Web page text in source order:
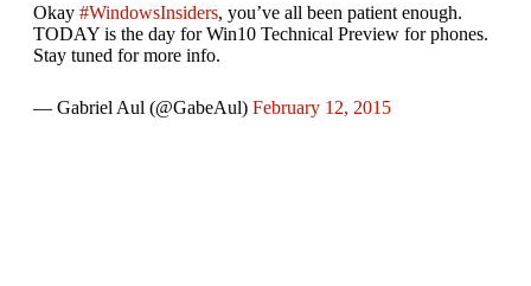
Okay #WindowsInsiders, you’ve all been patient enough.
TODAY is the day for Win10 Technical Preview for phones.
Stay tuned for more info.
— Gabriel Aul (@GabeAul) February 12, 2015